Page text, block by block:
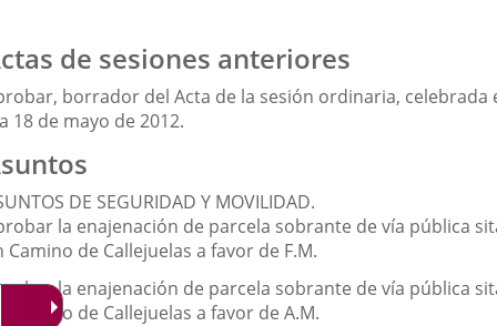
de sesiones anteriores
borrador del Acta de la sesión ordinaria, celebrada
18 de mayo de 2012.
DE SEGURIDAD Y MOVILIDAD.
la enajenación de parcela sobrante de vía pública
Camino de Callejuelas a favor de F.M.
la enajenación de parcela sobrante de vía pública
Camino de Callejuelas a favor de A.M.